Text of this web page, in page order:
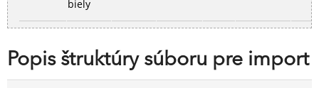
biely
Popis štruktúry súboru pre import